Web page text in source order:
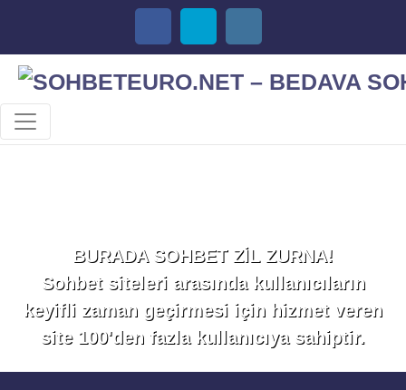
BURADA SOHBET ZİL ZURNA!
Sohbet siteleri arasında kullanıcıların
keyifli zaman geçirmesi için hizmet veren
site 100'den fazla kullanıcıya sahiptir.